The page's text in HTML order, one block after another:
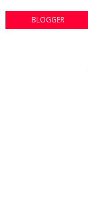
BLOGGER